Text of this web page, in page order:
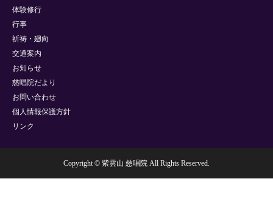
体験修行
行事
祈祷・廻向
交通案内
お知らせ
慈唱院だより
お問い合わせ
個人情報保護方針
リンク
Copyright © 紫雲山 慈唱院 All Rights Reserved.